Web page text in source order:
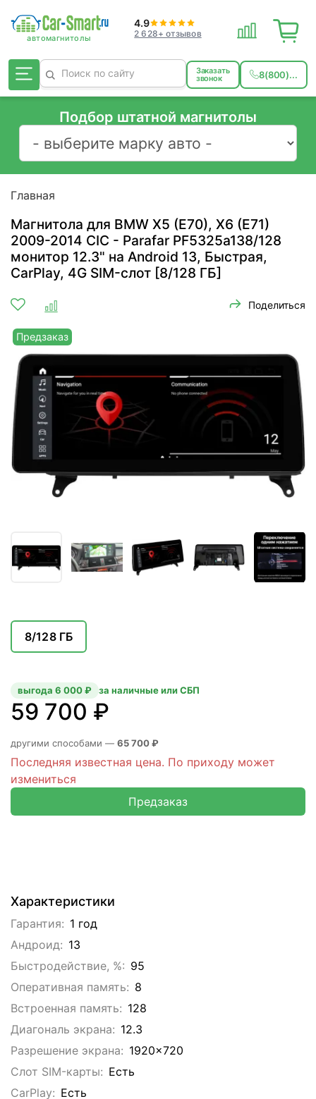
4.9
2 628+ отзывов
Заказать
звонок 8(800)...
Подбор штатной магнитолы
Главная
Магнитола для BMW X5 (E70), X6 (E71)
2009-2014 CIC - Parafar PF5325a138/128
монитор 12.3" на Android 13, Быстрая,
CarPlay, 4G SIM-слот [8/128 ГБ]
Поделиться
Предзаказ
Характеристики
Гарантия: 1 год
Андроид: 13
Быстродействие, %: 95
Оперативная память: 8
Встроенная память: 128
Диагональ экрана: 12.3
Разрешение экрана: 1920x720
Слот SIM-карты: Eсть
CarPlay: Есть
8/128 ГБ
59 700 ₽
выгода 6 000 ₽ за наличные или СБП
другими способами — 65 700 ₽
Последняя известная цена. По приходу может
измениться
Предзаказ